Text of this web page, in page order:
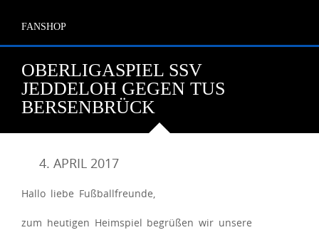
FANSHOP
OBERLIGASPIEL SSV
JEDDELOH GEGEN TUS
BERSENBRÜCK
4. APRIL 2017
Hallo liebe Fußballfreunde,
zum heutigen Heimspiel begrüßen wir unsere